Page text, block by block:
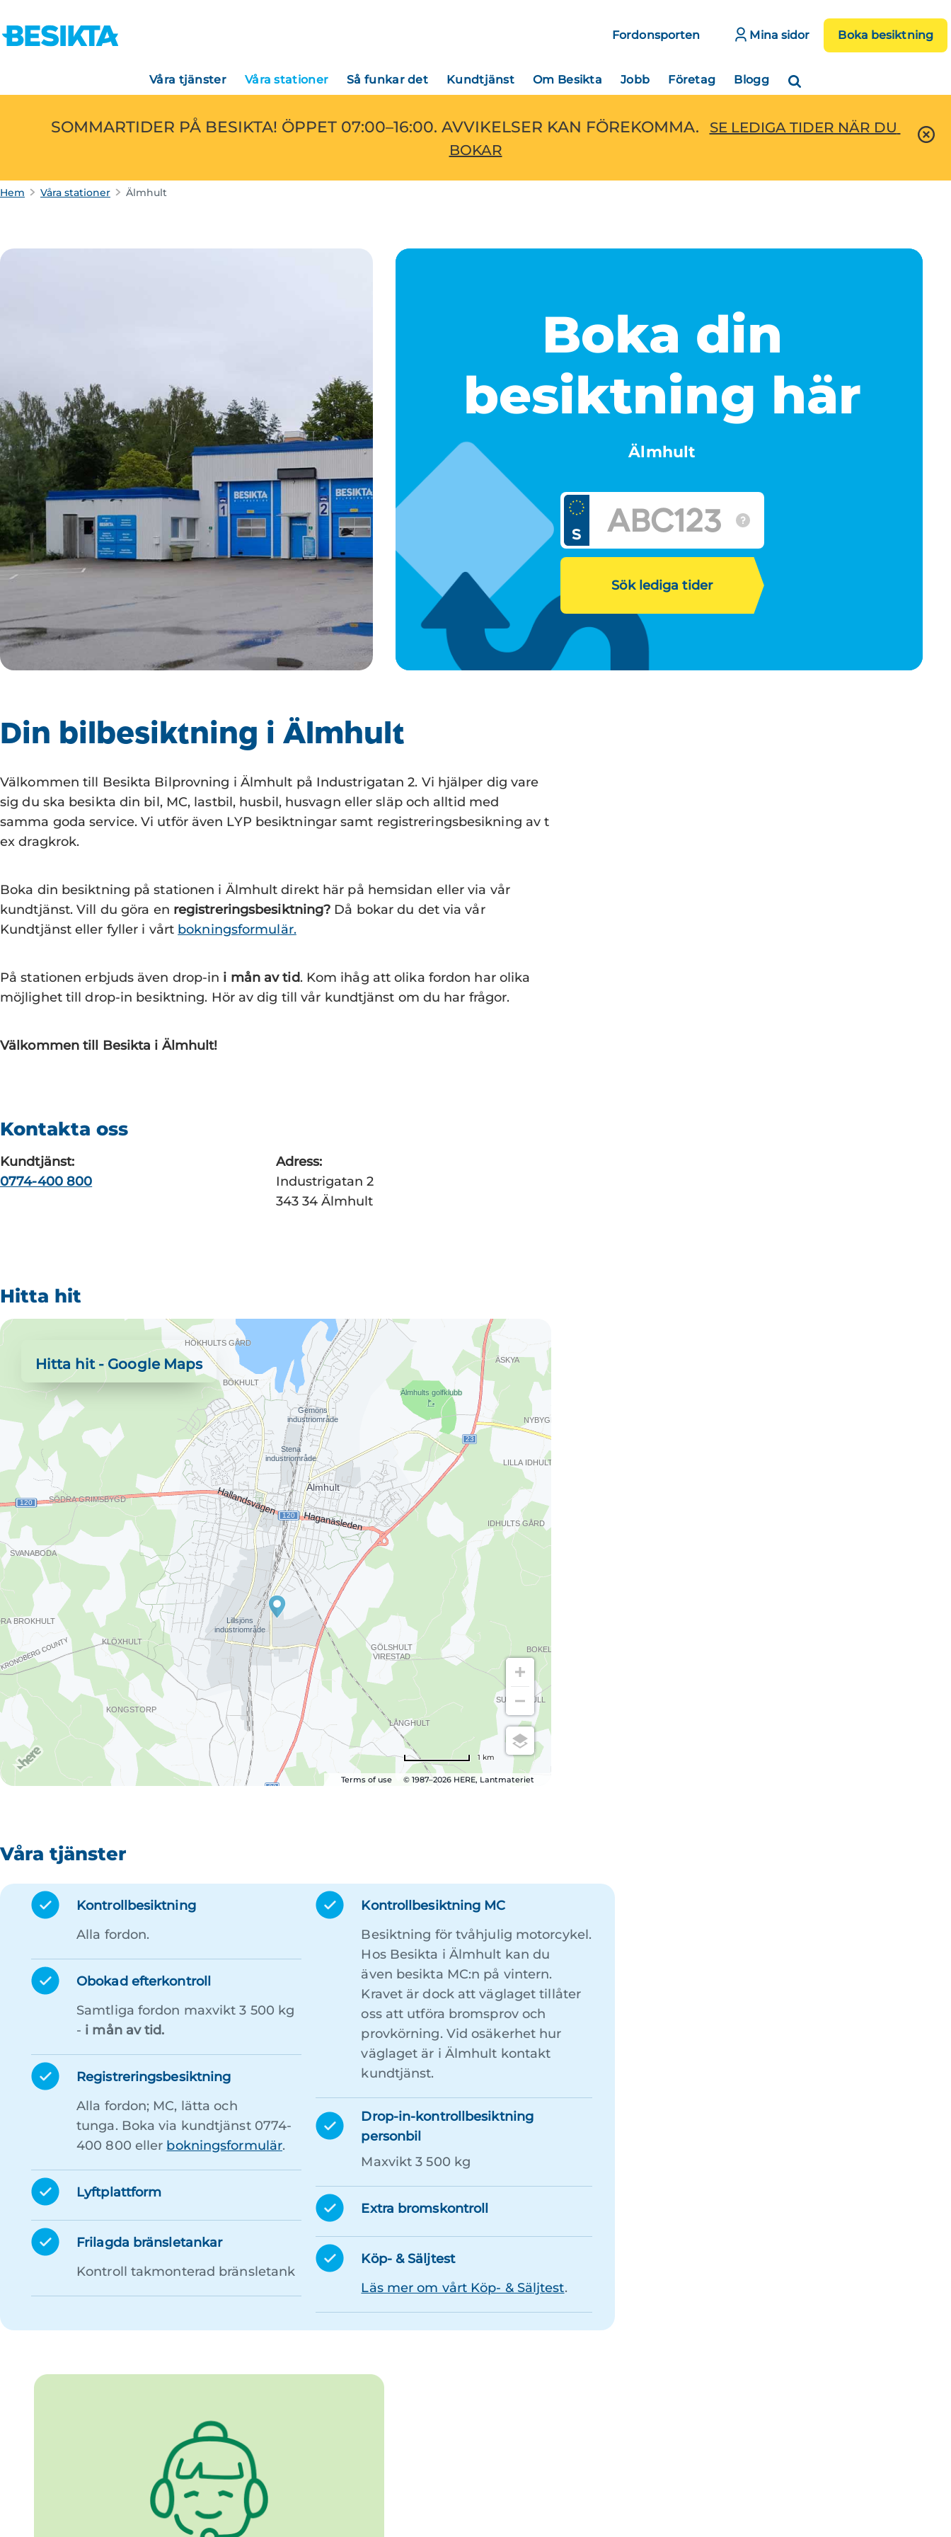
Fordonsporten Mina sidor Boka besiktning
Våra tjänster Våra stationer Så funkar det Kundtjänst Om Besikta Jobb Företag Blogg
SOMMARTIDER PÅ BESIKTA! ÖPPET 07:00–16:00. AVVIKELSER KAN FÖREKOMMA.
SE LEDIGA TIDER NÄR DU
BOKAR
Hem Våra stationer Älmhult
Boka din
besiktning här
Älmhult
Sök lediga tider
Din bilbesiktning i Älmhult
Välkommen till Besikta Bilprovning i Älmhult på Industrigatan 2. Vi hjälper dig vare
sig du ska besikta din bil, MC, lastbil, husbil, husvagn eller släp och alltid med
samma goda service. Vi utför även LYP besiktningar samt registreringsbesikning av t
ex dragkrok.
Boka din besiktning på stationen i Älmhult direkt här på hemsidan eller via vår
kundtjänst. Vill du göra en registreringsbesiktning? Då bokar du det via vår
Kundtjänst eller fyller i vårt bokningsformulär.
På stationen erbjuds även drop-in i mån av tid. Kom ihåg att olika fordon har olika
möjlighet till drop-in besiktning. Hör av dig till vår kundtjänst om du har frågor.
Välkommen till Besikta i Älmhult!
Kontakta oss
Kundtjänst:
0774-400 800
Adress:
Industrigatan 2
343 34 Älmhult
Hitta hit
Terms of use © 1987–2026 HERE, Lantmateriet
1 km
Hitta hit - Google Maps
Våra tjänster
Kontrollbesiktning
Alla fordon.
Obokad efterkontroll
Samtliga fordon maxvikt 3 500 kg
- i mån av tid.
Registreringsbesiktning
Alla fordon; MC, lätta och
tunga. Boka via kundtjänst 0774-
400 800 eller bokningsformulär.
Lyftplattform
Frilagda bränsletankar
Kontroll takmonterad bränsletank
Kontrollbesiktning MC
Besiktning för tvåhjulig motorcykel.
Hos Besikta i Älmhult kan du
även besikta MC:n på vintern.
Kravet är dock att väglaget tillåter
oss att utföra bromsprov och
provkörning. Vid osäkerhet hur
väglaget är i Älmhult kontakt
kundtjänst.
Drop-in-kontrollbesiktning
personbil
Maxvikt 3 500 kg
Extra bromskontroll
Köp- & Säljtest
Läs mer om vårt Köp- & Säljtest.